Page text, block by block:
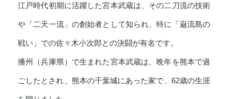
江戸時代初期に活躍した宮本武蔵は、その二刀流の技術
や「二天一流」の創始者として知られ、特に「巌流島の
戦い」での佐々木小次郎との決闘が有名です。
播州（兵庫県）で生まれた宮本武蔵は、晩年を熊本で過
ごしたとされ、熊本の千葉城にあった家で、62歳の生涯